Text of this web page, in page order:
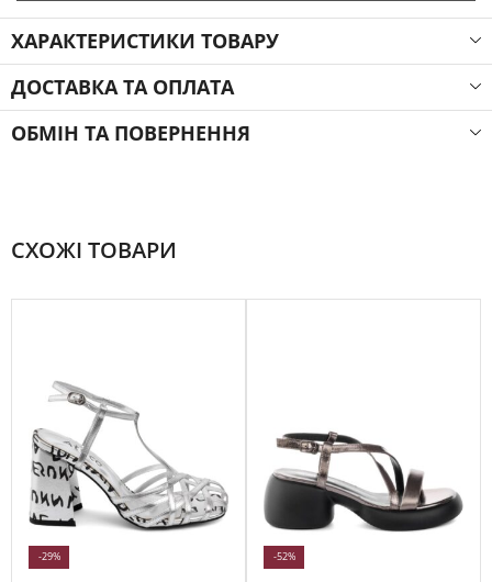
ХАРАКТЕРИСТИКИ ТОВАРУ
ДОСТАВКА ТА ОПЛАТА
ОБМІН ТА ПОВЕРНЕННЯ
СХОЖІ ТОВАРИ
-29% -52%